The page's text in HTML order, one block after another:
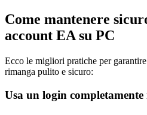
Come mantenere
account EA su PC
Ecco le migliori pratiche per
rimanga pulito e sicuro:
Usa un login completamente